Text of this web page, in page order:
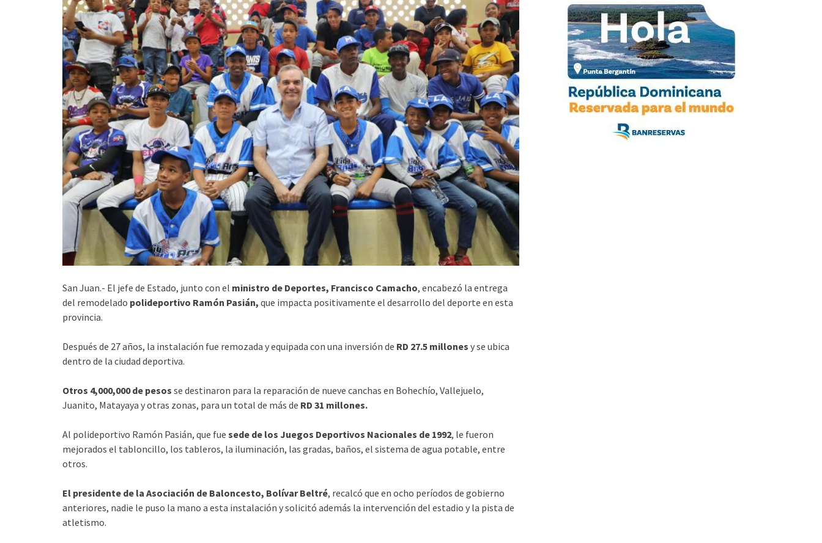
San Juan.- El jefe de Estado, junto con el ministro de Deportes, Francisco Camacho, encabezó la entrega
del remodelado polideportivo Ramón Pasián, que impacta positivamente el desarrollo del deporte en esta
provincia.
Después de 27 años, la instalación fue remozada y equipada con una inversión de RD 27.5 millones y se ubica
dentro de la ciudad deportiva.
Otros 4,000,000 de pesos se destinaron para la reparación de nueve canchas en Bohechío, Vallejuelo,
Juanito, Matayaya y otras zonas, para un total de más de RD 31 millones.
Al polideportivo Ramón Pasián, que fue sede de los Juegos Deportivos Nacionales de 1992, le fueron
mejorados el tabloncillo, los tableros, la iluminación, las gradas, baños, el sistema de agua potable, entre
otros.
El presidente de la Asociación de Baloncesto, Bolívar Beltré, recalcó que en ocho períodos de gobierno
anteriores, nadie le puso la mano a esta instalación y solicitó además la intervención del estadio y la pista de
atletismo.